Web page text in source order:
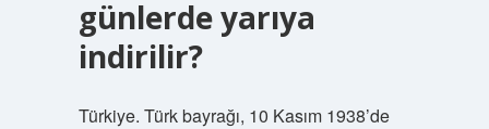
günlerde yarıya
indirilir?
Türkiye. Türk bayrağı, 10 Kasım 1938’de